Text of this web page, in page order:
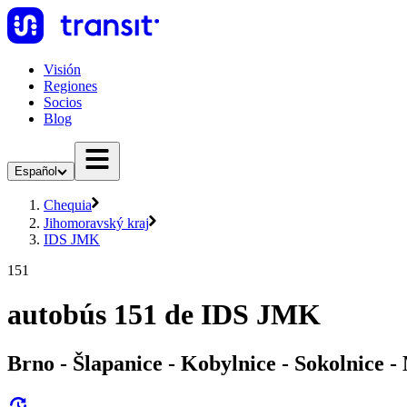
Visión
Regiones
Socios
Blog
Español
Chequia
Jihomoravský kraj
IDS JMK
151
autobús 151 de IDS JMK
Brno - Šlapanice - Kobylnice - Sokolnice